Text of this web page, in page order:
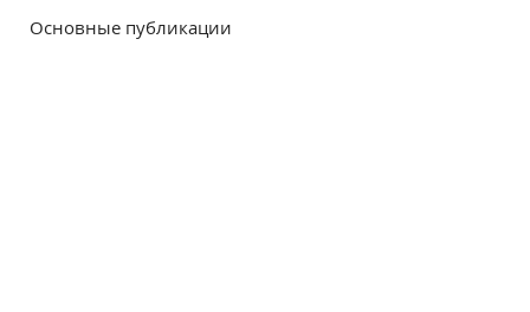
Основные публикации